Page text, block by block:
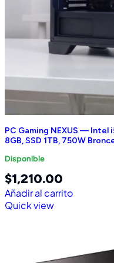
PC Gaming NEXUS — Intel
8GB, SSD 1TB, 750W
Disponible
$1,210.00
Añadir al carrito
Quick view